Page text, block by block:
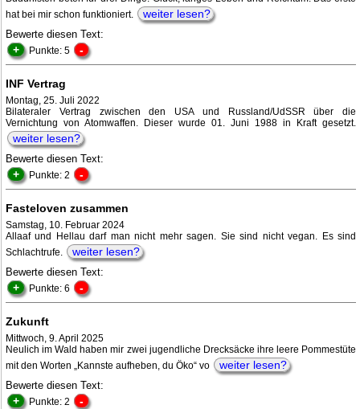
hat bei mir schon funktioniert.
weiter lesen?
Bewerte diesen Text:
+ Punkte: 5 -
INF Vertrag
Montag, 25. Juli 2022
Bilateraler Vertrag zwischen den USA und Russland/UdSSR über die
Vernichtung von Atomwaffen. Dieser wurde 01. Juni 1988 in Kraft gesetzt.
weiter lesen?
Bewerte diesen Text:
+ Punkte: 2 -
Fasteloven zusammen
Samstag, 10. Februar 2024
Allaaf und Hellau darf man nicht mehr sagen. Sie sind nicht vegan. Es sind
Schlachtrufe.
weiter lesen?
Bewerte diesen Text:
+ Punkte: 6 -
Zukunft
Mittwoch, 9. April 2025
Neulich im Wald haben mir zwei jugendliche Drecksäcke ihre leere Pommestüte
mit den Worten „Kannste aufheben, du Öko“ vo
weiter lesen?
Bewerte diesen Text:
+ Punkte: 2 -